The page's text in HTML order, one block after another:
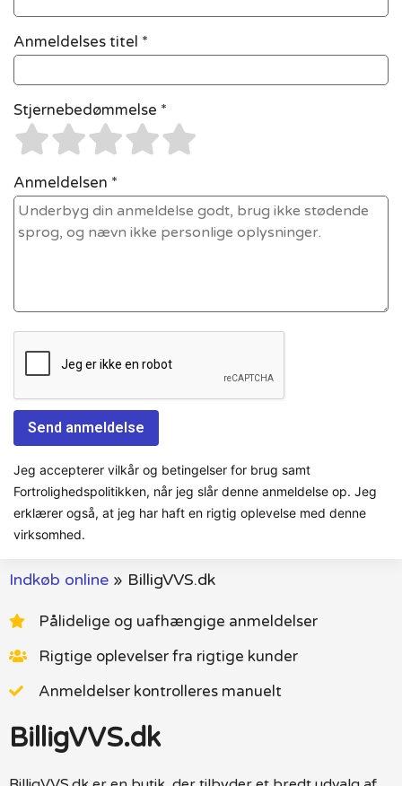
Anmeldelses titel *
Stjernebedømmelse *
Anmeldelsen *
Jeg accepterer vilkår og betingelser for brug samt
Fortrolighedspolitikken, når jeg slår denne anmeldelse op. Jeg
erklærer også, at jeg har haft en rigtig oplevelse med denne
virksomhed.
Indkøb online » BilligVVS.dk
Pålidelige og uafhængige anmeldelser
Rigtige oplevelser fra rigtige kunder
Anmeldelser kontrolleres manuelt
BilligVVS.dk